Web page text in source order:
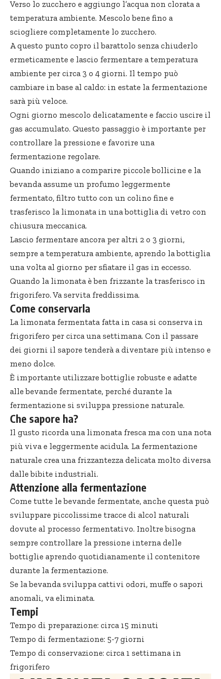
Verso lo zucchero e aggiungo l’acqua non clorata a
temperatura ambiente. Mescolo bene fino a
sciogliere completamente lo zucchero.
A questo punto copro il barattolo senza chiuderlo
ermeticamente e lascio fermentare a temperatura
ambiente per circa 3 o 4 giorni. Il tempo può
cambiare in base al caldo: in estate la fermentazione
sarà più veloce.
Ogni giorno mescolo delicatamente e faccio uscire il
gas accumulato. Questo passaggio è importante per
controllare la pressione e favorire una
fermentazione regolare.
Quando iniziano a comparire piccole bollicine e la
bevanda assume un profumo leggermente
fermentato, filtro tutto con un colino fine e
trasferisco la limonata in una bottiglia di vetro con
chiusura meccanica.
Lascio fermentare ancora per altri 2 o 3 giorni,
sempre a temperatura ambiente, aprendo la bottiglia
una volta al giorno per sfiatare il gas in eccesso.
Quando la limonata è ben frizzante la trasferisco in
frigorifero. Va servita freddissima.
Come conservarla
La limonata fermentata fatta in casa si conserva in
frigorifero per circa una settimana. Con il passare
dei giorni il sapore tenderà a diventare più intenso e
meno dolce.
È importante utilizzare bottiglie robuste e adatte
alle bevande fermentate, perché durante la
fermentazione si sviluppa pressione naturale.
Che sapore ha?
Il gusto ricorda una limonata fresca ma con una nota
più viva e leggermente acidula. La fermentazione
naturale crea una frizzantezza delicata molto diversa
dalle bibite industriali.
Attenzione alla fermentazione
Come tutte le bevande fermentate, anche questa può
sviluppare piccolissime tracce di alcol naturali
dovute al processo fermentativo. Inoltre bisogna
sempre controllare la pressione interna delle
bottiglie aprendo quotidianamente il contenitore
durante la fermentazione.
Se la bevanda sviluppa cattivi odori, muffe o sapori
anomali, va eliminata.
Tempi
Tempo di preparazione: circa 15 minuti
Tempo di fermentazione: 5-7 giorni
Tempo di conservazione: circa 1 settimana in
frigorifero